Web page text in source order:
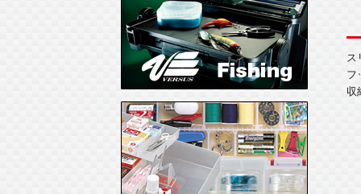
ス
フ
収